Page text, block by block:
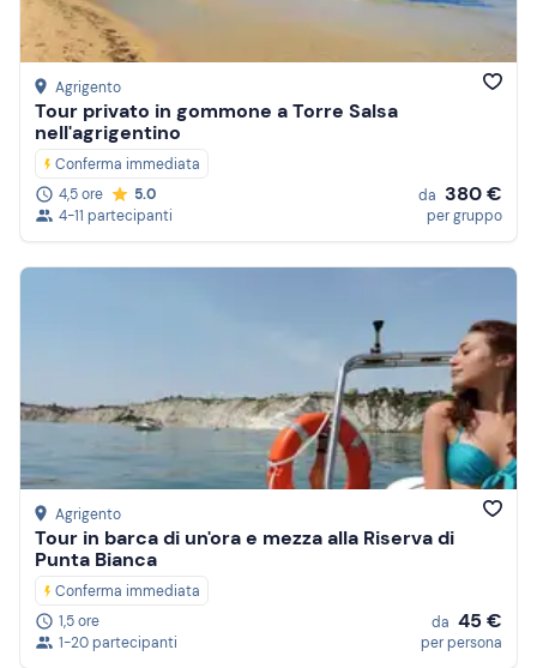
Agrigento
Tour privato in gommone a Torre Salsa
nell'agrigentino
Conferma immediata
4,5 ore
5.0
4-11 partecipanti
da 380 €
per gruppo
Agrigento
Tour in barca di un'ora e mezza alla Riserva di
Punta Bianca
Conferma immediata
1,5 ore
1-20 partecipanti
da 45 €
per persona